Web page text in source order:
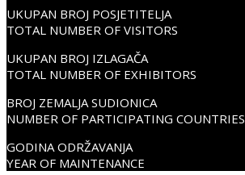
UKUPAN BROJ POSJETITELJA
TOTAL NUMBER OF VISITORS
UKUPAN BROJ IZLAGAČA
TOTAL NUMBER OF EXHIBITORS
BROJ ZEMALJA SUDIONICA
NUMBER OF PARTICIPATING COUNTRIES
GODINA ODRŽAVANJA
YEAR OF MAINTENANCE